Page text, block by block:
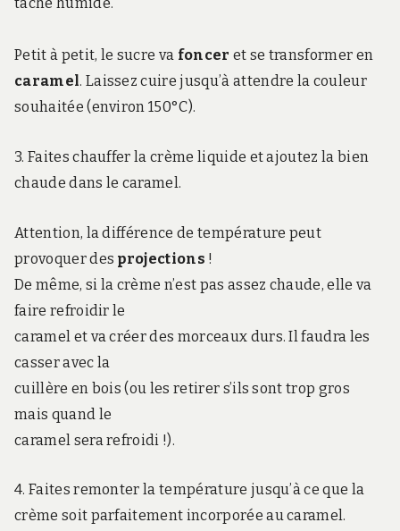
Petit à petit, le sucre va foncer et se transformer en
caramel. Laissez cuire jusqu’à attendre la couleur
souhaitée (environ 150°C).
3. Faites chauffer la crème liquide et ajoutez la bien
chaude dans le caramel.
Attention, la différence de température peut
provoquer des projections !
De même, si la crème n’est pas assez chaude, elle va
faire refroidir le
caramel et va créer des morceaux durs. Il faudra les
casser avec la
cuillère en bois (ou les retirer s’ils sont trop gros
mais quand le
caramel sera refroidi !).
4. Faites remonter la température jusqu’à ce que la
crème soit parfaitement incorporée au caramel.